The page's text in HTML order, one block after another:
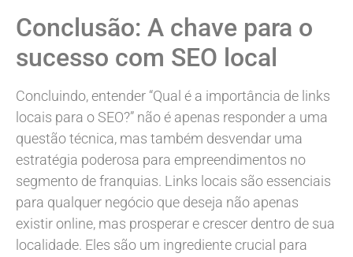
Conclusão: A chave para o
sucesso com SEO local
Concluindo, entender “Qual é a importância de links
locais para o SEO?” não é apenas responder a uma
questão técnica, mas também desvendar uma
estratégia poderosa para empreendimentos no
segmento de franquias. Links locais são essenciais
para qualquer negócio que deseja não apenas
existir online, mas prosperar e crescer dentro de sua
localidade. Eles são um ingrediente crucial para